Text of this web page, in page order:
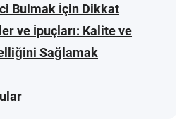
Bulmak İçin Dikkat
ve İpuçları: Kalite ve
Sağlamak